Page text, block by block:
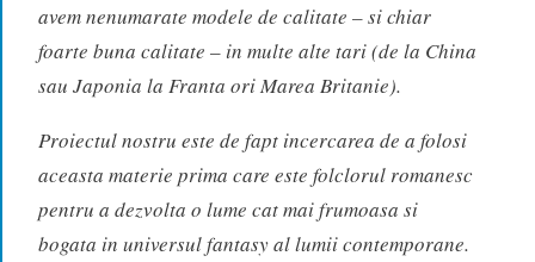
avem nenumarate modele de calitate – si chiar
foarte buna calitate – in multe alte tari (de la China
sau Japonia la Franta ori Marea Britanie).
Proiectul nostru este de fapt incercarea de a folosi
aceasta materie prima care este folclorul romanesc
pentru a dezvolta o lume cat mai frumoasa si
bogata in universul fantasy al lumii contemporane.